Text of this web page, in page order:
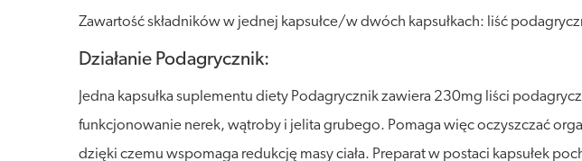
Zawartość składników w jednej kapsułce/w dwóch kapsułkach: liść
Działanie Podagrycznik:
Jedna kapsułka suplementu diety Podagrycznik zawiera 230mg liści
funkcjonowanie nerek, wątroby i jelita grubego. Pomaga więc oczyszczać
dzięki czemu wspomaga redukcję masy ciała. Preparat w postaci kapsułek